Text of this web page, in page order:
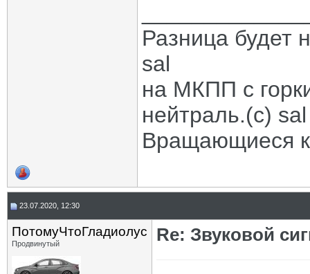
Разница будет
sal
на МКПП с
нейтраль.(с) sal
Вращающиеся
23.07.2020, 12:30
ПотомуЧтоГладиолус
Продвинутый Re: Звуковой